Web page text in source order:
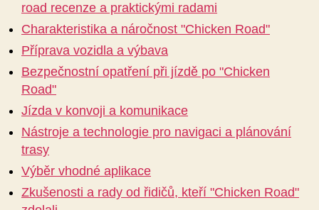
road recenze a praktickými radami
Charakteristika a náročnost "Chicken Road"
Příprava vozidla a výbava
Bezpečnostní opatření při jízdě po "Chicken
Road"
Jízda v konvoji a komunikace
Nástroje a technologie pro navigaci a plánování
trasy
Výběr vhodné aplikace
Zkušenosti a rady od řidičů, kteří "Chicken Road"